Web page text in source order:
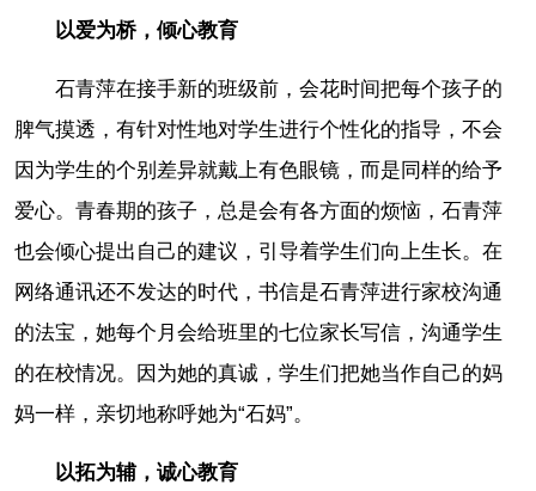
以爱为桥，倾心教育
石青萍在接手新的班级前，会花时间把每个孩子的
脾气摸透，有针对性地对学生进行个性化的指导，不会
因为学生的个别差异就戴上有色眼镜，而是同样的给予
爱心。青春期的孩子，总是会有各方面的烦恼，石青萍
也会倾心提出自己的建议，引导着学生们向上生长。在
网络通讯还不发达的时代，书信是石青萍进行家校沟通
的法宝，她每个月会给班里的七位家长写信，沟通学生
的在校情况。因为她的真诚，学生们把她当作自己的妈
妈一样，亲切地称呼她为“石妈”。
以拓为辅，诚心教育